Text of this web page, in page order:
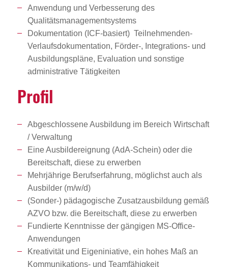
Anwendung und Verbesserung des
Qualitätsmanagementsystems
Dokumentation (ICF-basiert) Teilnehmenden-
Verlaufsdokumentation, Förder-, Integrations- und
Ausbildungspläne, Evaluation und sonstige
administrative Tätigkeiten
Profil
Abgeschlossene Ausbildung im Bereich Wirtschaft
/ Verwaltung
Eine Ausbildereignung (AdA-Schein) oder die
Bereitschaft, diese zu erwerben
Mehrjährige Berufserfahrung, möglichst auch als
Ausbilder (m/w/d)
(Sonder-) pädagogische Zusatzausbildung gemäß
AZVO bzw. die Bereitschaft, diese zu erwerben
Fundierte Kenntnisse der gängigen MS-Office-
Anwendungen
Kreativität und Eigeniniative, ein hohes Maß an
Kommunikations- und Teamfähigkeit